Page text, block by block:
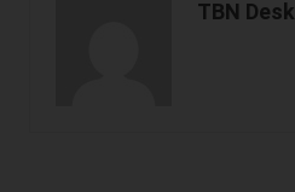
TBN Desk